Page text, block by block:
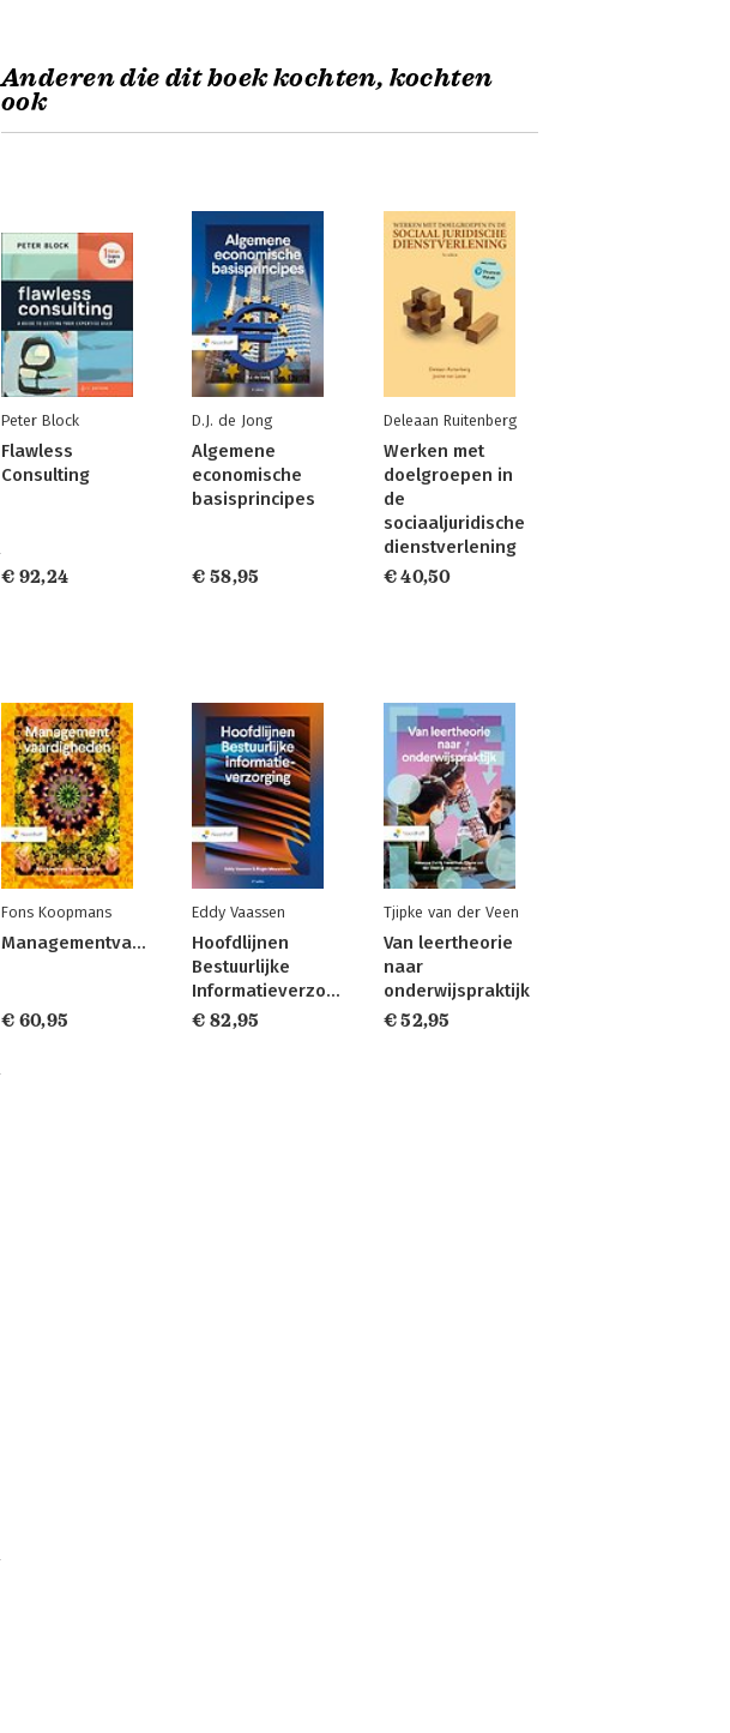
Anderen die dit boek kochten, kochten
ook
Peter Block
Flawless
Consulting
€ 92,24
D.J. de Jong
Algemene
economische
basisprincipes
€ 58,95
Deleaan Ruitenberg
Werken met
doelgroepen in
de
sociaaljuridische
dienstverlening
€ 40,50
Fons Koopmans
Managementvaardigheden
€ 60,95
Eddy Vaassen
Hoofdlijnen
Bestuurlijke
Informatieverzorging
€ 82,95
Tjipke van der Veen
Van leertheorie
naar
onderwijspraktijk
€ 52,95